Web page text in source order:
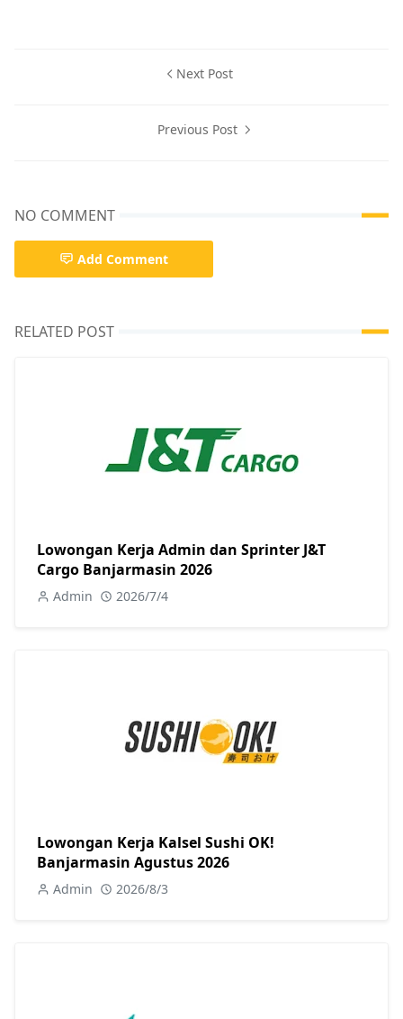
Next Post
Previous Post
NO COMMENT
Add Comment
RELATED POST
Lowongan Kerja Admin dan Sprinter J&T
Cargo Banjarmasin 2026
Admin 2026/7/4
Lowongan Kerja Kalsel Sushi OK!
Banjarmasin Agustus 2026
Admin 2026/8/3